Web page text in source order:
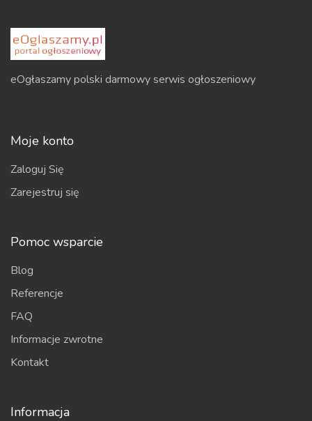
eOgłaszamy polski darmowy serwis ogłoszeniowy
Moje konto
Zaloguj Się
Zarejestruj się
Pomoc wsparcie
Blog
Referencje
FAQ
Informacje zwrotne
Kontakt
Informacja